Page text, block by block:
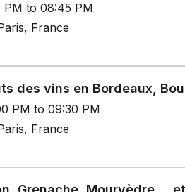
PM to 08:45 PM
France
des vins en Bordeaux,
PM to 09:30 PM
France